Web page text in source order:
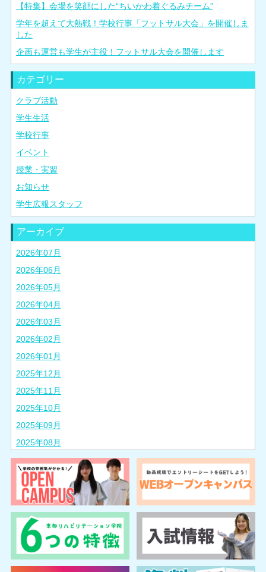
【特集】会場を笑顔にした“ちいかわ着ぐるみチーム”
学年を超えて大熱戦！学校行事「フットサル大会」を開催しま
した
企画も運営も学生が主役！フットサル大会を開催します
カテゴリー
クラブ活動
学生生活
学校行事
イベント
授業・実習
お知らせ
学生広報スタッフ
アーカイブ
2026年07月
2026年06月
2026年05月
2026年04月
2026年03月
2026年02月
2026年01月
2025年12月
2025年11月
2025年10月
2025年09月
2025年08月
2025年07月
2025年06月
2025年05月
2025年04月
2025年03月
2025年02月